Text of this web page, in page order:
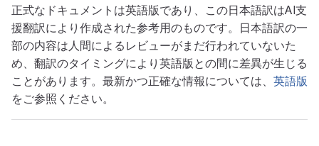
正式なドキュメントは英語版であり、この日本語訳はAI支
援翻訳により作成された参考用のものです。日本語訳の一
部の内容は人間によるレビューがまだ行われていないた
め、翻訳のタイミングにより英語版との間に差異が生じる
ことがあります。最新かつ正確な情報については、 英語版
をご参照ください。